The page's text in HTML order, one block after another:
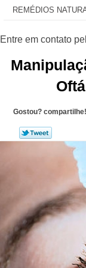
REMÉDIOS
Gostou? compartilhe!